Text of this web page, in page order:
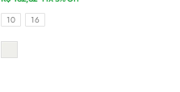
TAMANHOS
10 16
COR